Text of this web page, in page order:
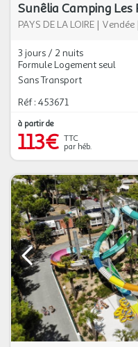
Sunêlia Camping Les
PAYS DE LA LOIRE | Vendée
3 jours / 2 nuits
Formule Logement seul
Sans Transport
Réf : 453671
à partir de
113€ TTC
par héb.